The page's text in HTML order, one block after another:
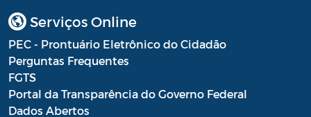
Saúde - Plano Municipal de Saúde
Saúde - Prestação de Contas
Saúde - Processo Seletivo de Agente
Comunitário de Saúde e Agente de
Serviços Online
PEC - Prontuário Eletrônico do Cidadão
Perguntas Frequentes
FGTS
Portal da Transparência do Governo Federal
Dados Abertos